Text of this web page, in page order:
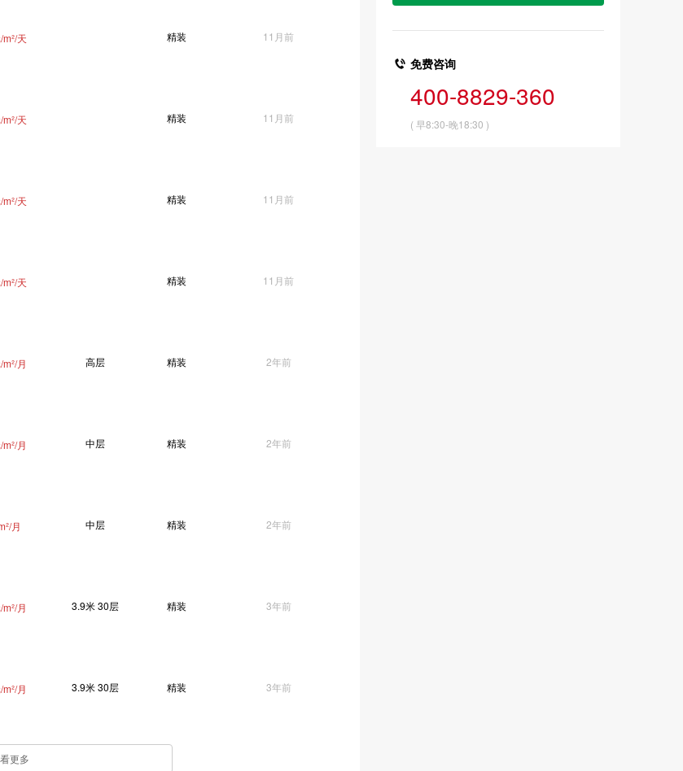
 免费咨询
400-8829-360
( 早8:30-晚18:30 )
m²/天 精装 11月前
m²/天 精装 11月前
m²/天 精装 11月前
m²/天 精装 11月前
月 高层 精装 2年前
月 中层 精装 2年前
月 中层 精装 2年前
月 3.9米 30层 精装 3年前
月 3.9米 30层 精装 3年前
更多